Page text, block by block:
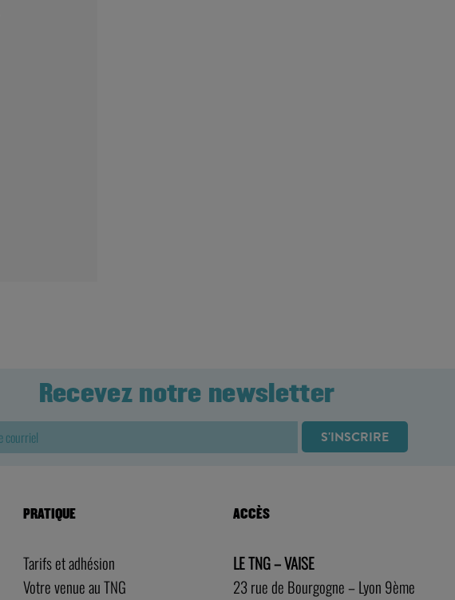
Recevez notre newsletter
PRATIQUE
Tarifs et adhésion
Votre venue au TNG
ACCÈS
LE TNG – VAISE
23 rue de Bourgogne – Lyon 9ème